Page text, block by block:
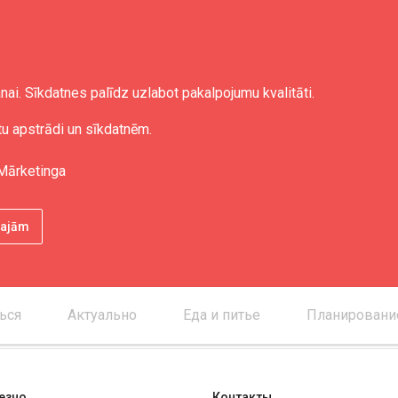
Sīkdatnes palīdz uzlabot pakalpojumu kvalitāti.
apstrādi un sīkdatnēm.
Актуально Еда и питье